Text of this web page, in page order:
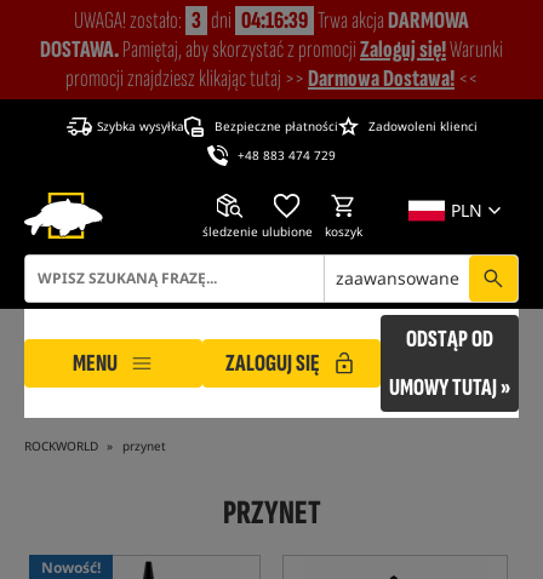
UWAGA! zostało: 3 dni 04:16:38 Trwa akcjaDARMOWA
DOSTAWA.Pamiętaj, aby skorzystać z promocjiZaloguj się!Warunki
promocji znajdziesz klikając tutaj >>Darmowa Dostawa! <<
Szybka wysyłka Bezpieczne płatności
Zadowoleni klienci
+48 883 474 729
PLN
śledzenie ulubione koszyk
zaawansowane
MENU ZALOGUJ SIĘ
ODSTĄP OD
UMOWY TUTAJ »
ROCKWORLD przynet
PRZYNET
Nowość!